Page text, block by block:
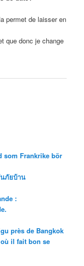
permet de laisser en
que donc je change
som Frankrike bör
ภัยบ้าน
:
près de Bangkok
il fait bon se